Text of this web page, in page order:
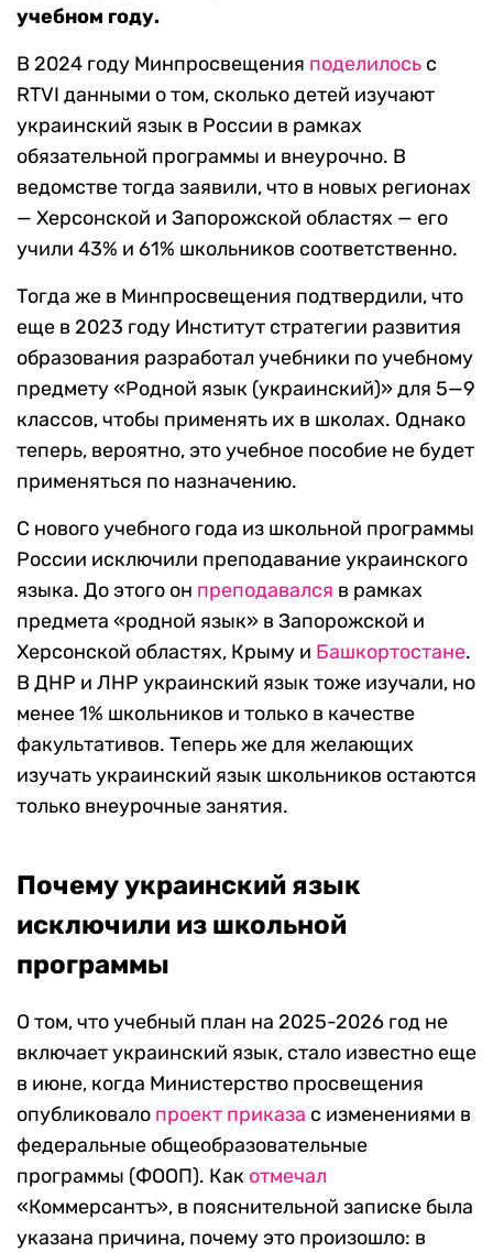
учебном году.
В 2024 году Минпросвещения поделилось с
RTVI данными о том, сколько детей изучают
украинский язык в России в рамках
обязательной программы и внеурочно. В
ведомстве тогда заявили, что в новых регионах
— Херсонской и Запорожской областях — его
учили 43% и 61% школьников соответственно.
Тогда же в Минпросвещения подтвердили, что
еще в 2023 году Институт стратегии развития
образования разработал учебники по учебному
предмету «Родной язык (украинский)» для 5—9
классов, чтобы применять их в школах. Однако
теперь, вероятно, это учебное пособие не будет
применяться по назначению.
С нового учебного года из школьной программы
России исключили преподавание украинского
языка. До этого он преподавался в рамках
предмета «родной язык» в Запорожской и
Херсонской областях, Крыму и Башкортостане.
В ДНР и ЛНР украинский язык тоже изучали, но
менее 1% школьников и только в качестве
факультативов. Теперь же для желающих
изучать украинский язык школьников остаются
только внеурочные занятия.
Почему украинский язык
исключили из школьной
программы
О том, что учебный план на 2025-2026 год не
включает украинский язык, стало известно еще
в июне, когда Министерство просвещения
опубликовало проект приказа с изменениями в
федеральные общеобразовательные
программы (ФООП). Как отмечал
«Коммерсантъ», в пояснительной записке была
указана причина, почему это произошло: в